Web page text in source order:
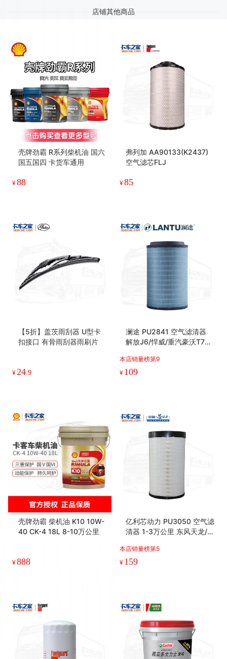
店铺其他商品
壳牌劲霸 R系列柴机油 国六
国五国四 卡货车通用
¥88
弗列加 AA90133(K2437)
空气滤芯FLJ
¥85
【5折】盖茨雨刮器 U型卡
扣接口 有骨雨刮器雨刷片
¥ 24 .9
澜途 PU2841 空气滤清器
解放J6/悍威/重汽豪沃T7H/
本店销量榜第9
¥ 109
壳牌劲霸 柴机油 K10 10W-
40 CK-4 18L 8-10万公里
¥888
亿利芯动力 PU3050 空气滤
清器 1-3万公里 东风天龙/天
本店销量榜第5
¥ 159